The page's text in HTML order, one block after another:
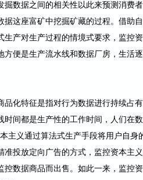
数据之间的相关性以此来预测消费
这座富矿中挖掘矿藏的过程。借助
产对生产过程的情境式要求，监控
便是生产流水线和数据厂房，生活
化特征是指对行为数据进行持续占
间都是生产性的工作时间，人们在
主义通过算法式生产手段将用户自
投放定向广告的方式，监控资本主
数据商品而出售。如此一来，监控